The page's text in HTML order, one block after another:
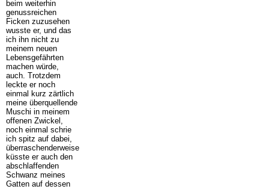
beim weiterhin
genussreichen
Ficken zuzusehen
wusste er, und das
ich ihn nicht zu
meinem neuen
Lebensgefährten
machen würde,
auch. Trotzdem
leckte er noch
einmal kurz zärtlich
meine überquellende
Muschi in meinem
offenen Zwickel,
noch einmal schrie
ich spitz auf dabei,
überraschenderweise
küsste er auch den
abschlaffenden
Schwanz meines
Gatten auf dessen